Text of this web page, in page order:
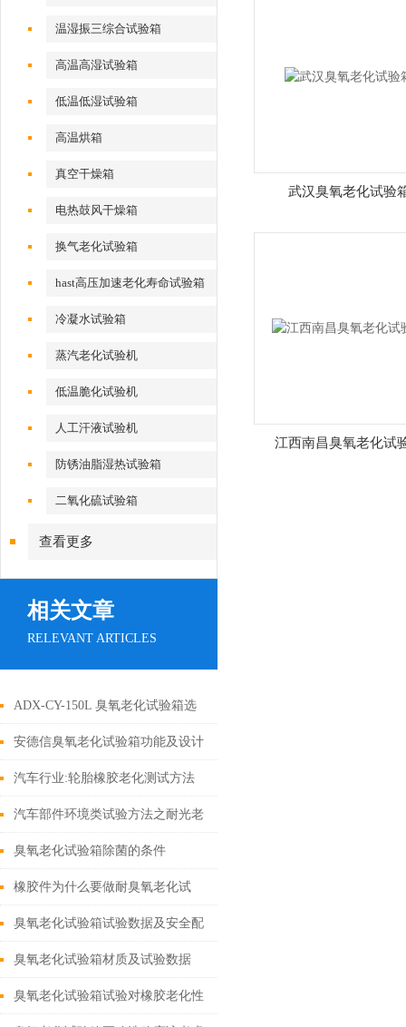
温湿振三综合试验箱
高温高湿试验箱
低温低湿试验箱
高温烘箱
真空干燥箱
电热鼓风干燥箱
换气老化试验箱
hast高压加速老化寿命试验箱
冷凝水试验箱
蒸汽老化试验机
低温脆化试验机
人工汗液试验机
防锈油脂湿热试验箱
二氧化硫试验箱
查看更多
相关文章
RELEVANT ARTICLES
ADX-CY-150L 臭氧老化试验箱选
购选指南：从尺寸到精准参数
安德信臭氧老化试验箱功能及设计
方案
汽车行业:轮胎橡胶老化测试方法
汽车部件环境类试验方法之耐光老
化试验介绍
臭氧老化试验箱除菌的条件
橡胶件为什么要做耐臭氧老化试
验？
臭氧老化试验箱试验数据及安全配
置
臭氧老化试验箱材质及试验数据
臭氧老化试验箱试验对橡胶老化性
武汉臭氧老化试验
江西南昌臭氧老化试